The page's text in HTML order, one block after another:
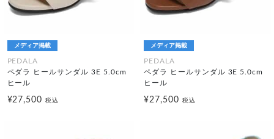
メディア掲載
PEDALA
ペダラ ヒールサンダル 3E 5.0cm
ヒール
¥27,500税込
メディア掲載
PEDALA
ペダラ ヒールサンダル 3E 5.0cm
ヒール
¥27,500 税込